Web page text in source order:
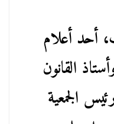
أحد أعلام
القانون
الجمعية